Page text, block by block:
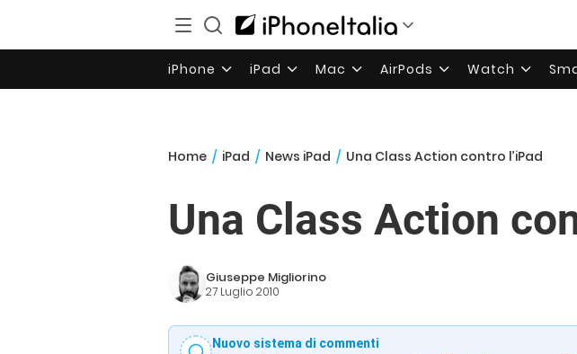
iPhone iPad Mac AirPods Watch
Home / iPad / News iPad / Una Class Action contro l’iPad
Una Class Action
Giuseppe Migliorino
27 Luglio 2010
Nuovo sistema di commenti